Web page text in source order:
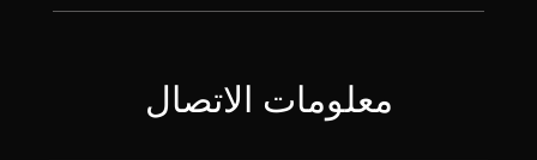
معلومات الاتصال